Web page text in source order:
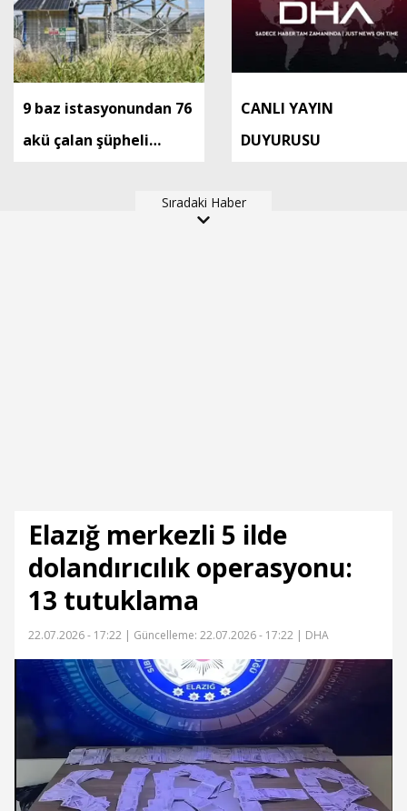
9 baz istasyonundan 76
akü çalan şüpheli
CANLI YAYIN
DUYURUSU
Sıradaki Haber
Elazığ merkezli 5 ilde
dolandırıcılık operasyonu:
13 tutuklama
22.07.2026 - 17:22 | Güncelleme: 22.07.2026 - 17:22 | DHA